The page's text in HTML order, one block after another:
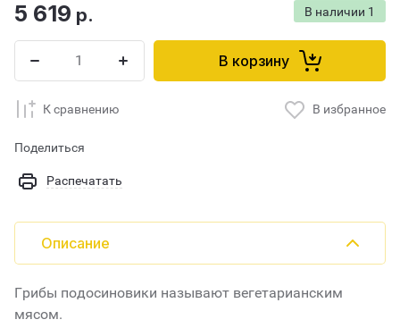
В наличии 1
5 619 р.
В корзину
К сравнению В избранное
Поделиться
Распечатать
Описание
Грибы подосиновики называют вегетарианским
мясом.